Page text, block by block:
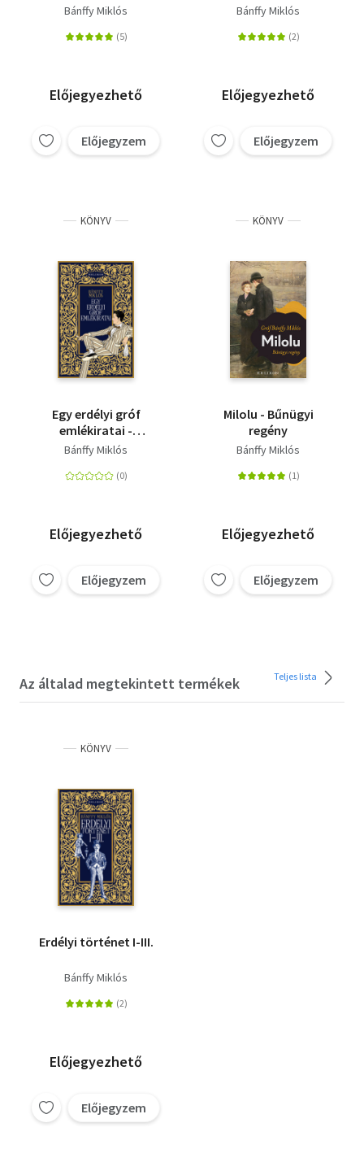
És hijjával találtattál...
szaggattatol...
Bánffy Miklós
Előjegyezhető
Előjegyzem
Emlékeimből -
Bánffy Miklós
Előjegyezhető
Előjegyzem
KÖNYV
Egy erdélyi gróf
emlékiratai -
Emlékeimből -
Bánffy Miklós
Előjegyezhető
Előjegyzem
KÖNYV
Milolu - Bűnügyi
regény
Bánffy Miklós
Előjegyezhető
Előjegyzem
Az általad megtekintett termékek Teljes lista
KÖNYV
Erdélyi történet I-III.
Bánffy Miklós
Előjegyezhető
Előjegyzem